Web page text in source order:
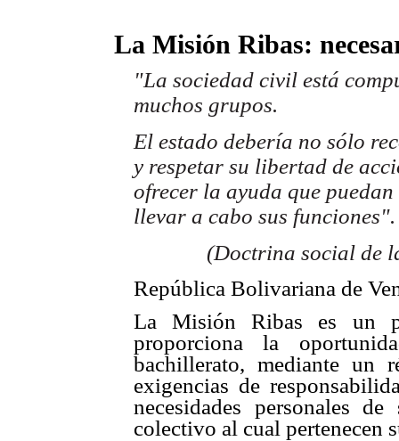
La Misión Ribas:
"La sociedad civil está
muchos grupos.
El estado debería no sólo
y respetar su libertad de
ofrecer la ayuda que puedan
llevar a cabo sus funciones".
(Doctrina social de
República Bolivariana de
La Misión Ribas es un
proporciona la
bachillerato, mediante un
exigencias de
necesidades personales
colectivo al cual pertenecen